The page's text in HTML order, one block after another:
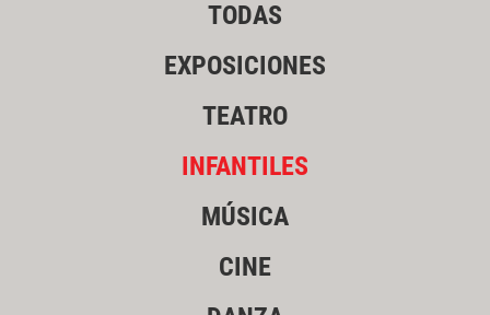
TODAS
EXPOSICIONES
TEATRO
INFANTILES
MÚSICA
CINE